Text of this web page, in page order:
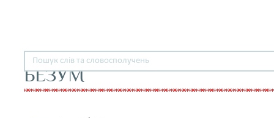
БЕЗУМ